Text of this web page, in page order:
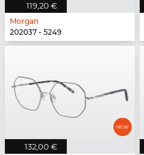
119,20 €
Morgan
202037 - 5249
132,00 €